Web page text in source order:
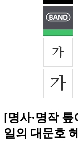
[명사·명작
일의 대문호